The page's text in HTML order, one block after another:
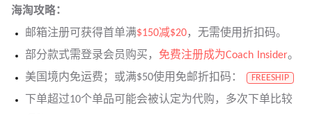
海淘攻略：
邮箱注册可获得首单满$150减$20，无需使用折扣码。
部分款式需登录会员购买， 免费注册成为Coach Insider。
美国境内免运费；或满$50使用免邮折扣码：
FREESHIP
下单超过10个单品可能会被认定为代购，多次下单比较